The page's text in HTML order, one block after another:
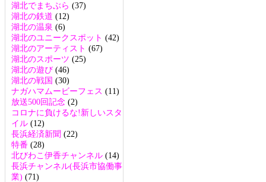
湖北でまちぶら (37)
湖北の鉄道 (12)
湖北の温泉 (6)
湖北のユニークスポット (42)
湖北のアーティスト (67)
湖北のスポーツ (25)
湖北の遊び (46)
湖北の戦国 (30)
ナガハマムービーフェス (11)
放送500回記念 (2)
コロナに負けるな!新しいスタ
イル (12)
長浜経済新聞 (22)
特番 (28)
北びわこ伊香チャンネル (14)
長浜チャンネル(長浜市協働事
業) (71)